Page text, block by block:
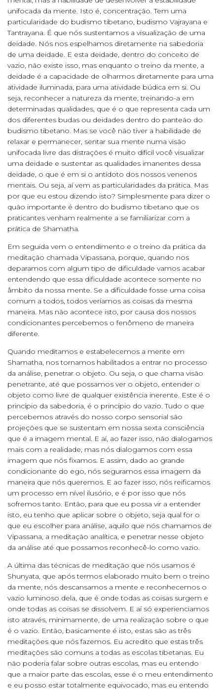
unifocada da mente. Isto é, concentração. Tem uma
particularidade do budismo tibetano, budismo Vajrayana e
Tantrayana. É que nós sustentamos a visualização de uma
deidade. Nós nos espelhamos diretamente na sabedoria
de uma deidade. E esta deidade, dentro do conceito de
vazio, não existe isso, mas enquanto o treino da mente, a
deidade é a capacidade de olharmos diretamente para uma
atividade iluminada, para uma atividade búdica em si. Ou
seja, reconhecer a natureza da mente, treinando-a em
determinadas qualidades, que é o que representa cada um
dos diferentes budas ou deidades dentro do panteão do
budismo tibetano. Mas se você não tiver a habilidade de
relaxar e permanecer, sentar sua mente numa visão
unifocada livre das distrações é muito difícil você visualizar
uma deidade e sustentar as qualidades imanentes dessa
deidade, o que é em si o antídoto dos nossos venenos
mentais. Ou seja, aí vem as particularidades da prática. Mas
por que eu estou dizendo isto? Simplesmente para dizer o
quão importante é dentro do budismo tibetano que os
praticantes venham realmente a se familiarizar com a
prática de Shamatha.
Em seguida vem o entendimento e o treino da prática da
meditação chamada Vipassana, porque, quando nos
deparamos com algum tipo de dificuldade vamos acabar
entendendo que essa dificuldade acontece somente no
âmbito da nossa mente. Se a dificuldade fosse uma coisa
comum a todos, todos veríamos as coisas da mesma
maneira. Mas não acontece isto, por causa dos nossos
condicionantes percebemos o fenômeno de maneira
diferente.
Quando meditamos e estabelecemos a mente em
Shamatha, nos tornamos habilitados a entrar no processo
da análise, penetrar o objeto. Ou seja, o que chama visão
penetrante, até que possamos ver o objeto, entender o
objeto como livre de qualquer existência inerente. Este é o
princípio da sabedoria, é o princípio do vazio. Tudo o que
percebemos através do nosso corpo sensorial são
projeções que se sustentam em nossa sexta consciência
que é a imagem mental. E aí, ao fazer isso, não dialogamos
mais com a realidade, mas nós dialogamos com essa
imagem que nós fixamos. E assim, dado ao grande
condicionante do ego, nós seguramos essa imagem da
maneira que nós queremos. E ao fazer isso, nós reificamos
um processo em nível ilusório, e é por isso que nós
sofremos tanto. Então, para que eu possa vir a entender
isto, eu tenho que aplicar sobre o objeto, seja qual for o
que eu escolher para análise, aquilo que nós chamamos de
Vipassana, a meditação analítica, e penetrar nesse objeto
da análise até que possamos reconhecê-lo como vazio.
A última das técnicas de meditação que nós usamos é
Shunyata, que após termos elaborado muito bem o treino
da mente, nós descansamos a mente e reconhecemos o
vazio luminoso dela, que é onde todas as coisas surgem e
onde todas as coisas se dissolvem. E aí só experienciamos
isto através, minimamente, de uma realização sobre o que
é o vazio. Então, basicamente é isto, estas são as três
meditações que nós fazemos. Eu acredito que estas três
meditações são comuns a todas as escolas tibetanas. Eu
não poderia falar sobre outras escolas, mas eu entendo
que a maior parte das escolas, esse é o meu entendimento
e eu posso estar totalmente equivocado, mas eu entendo